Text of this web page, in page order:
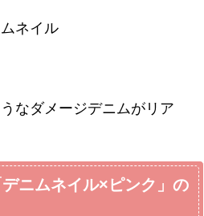
ネイル
なダメージデニムがリア
ニムネイル×ピンク」の